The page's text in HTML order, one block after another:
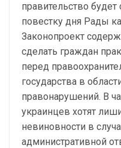
правительство будет
повестку дня Рады
Законопроект
сделать граждан
перед
государства в
правонарушений. В
украинцев хотят
невиновности в
административной